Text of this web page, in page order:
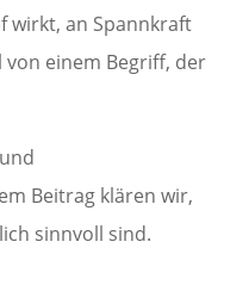
wirkt, an Spannkraft
einem Begriff, der
Beitrag klären wir,
sinnvoll sind.